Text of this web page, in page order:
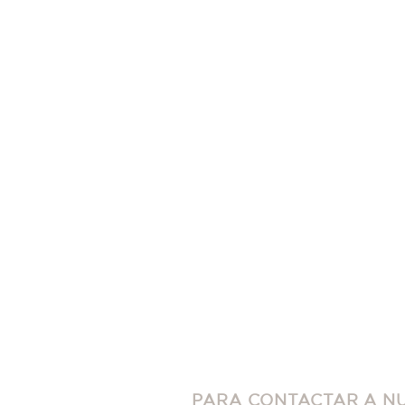
PARA CONTACTAR A